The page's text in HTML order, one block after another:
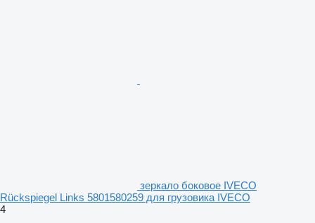
зеркало боковое IVECO
Rückspiegel Links 5801580259 для грузовика IVECO
4